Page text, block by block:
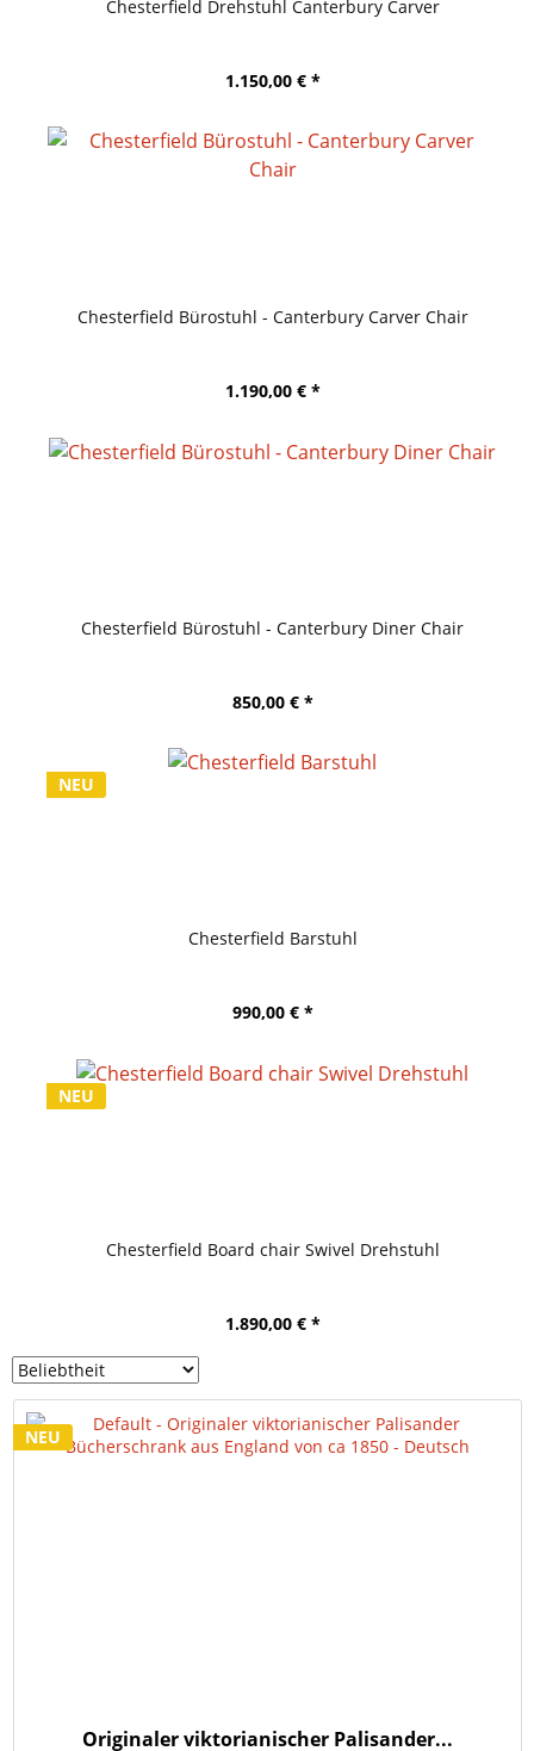
Chesterfield Drehstuhl Canterbury Carver
1.150,00 € *
Chesterfield Bürostuhl - Canterbury Carver Chair
1.190,00 € *
Chesterfield Bürostuhl - Canterbury Diner Chair
850,00 € *
NEU
Chesterfield Barstuhl
990,00 € *
NEU
Chesterfield Board chair Swivel Drehstuhl
1.890,00 € *
NEU
Originaler viktorianischer Palisander...